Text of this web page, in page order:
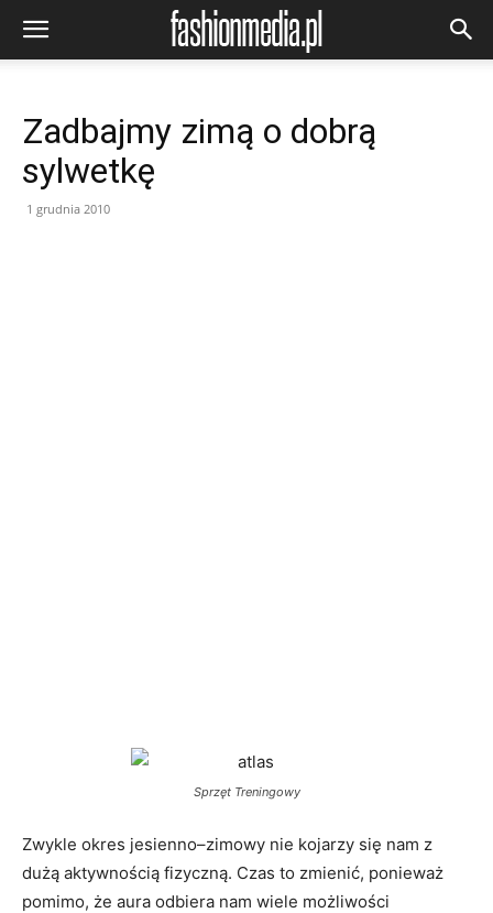
Zadbajmy zimą o dobrą
sylwetkę
1 grudnia 2010
Sprzęt Treningowy
Zwykle okres jesienno–zimowy nie kojarzy się nam z
dużą aktywnością fizyczną. Czas to zmienić, ponieważ
pomimo, że aura odbiera nam wiele możliwości